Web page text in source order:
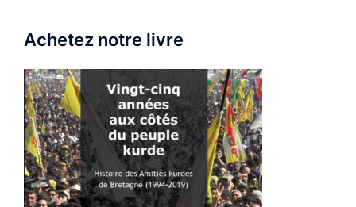
Achetez notre livre